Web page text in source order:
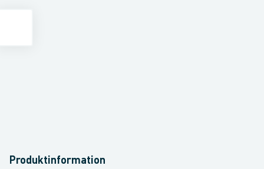
Produktinformation